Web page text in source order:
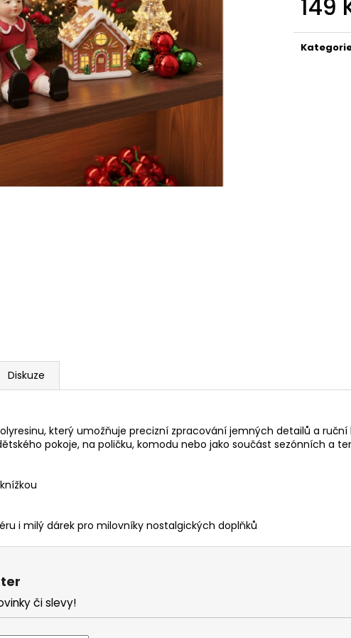
149
cena:
Diskuze
který umožňuje precizní zpracování jemných detailů a
pokoje, na poličku, komodu nebo jako součást sezónních a
i milý dárek pro milovníky nostalgických doplňků
VĚČNÁ RŮŽE STABILIZOVANÁ KVĚTINA, VĚČNÁ RŮŽE
ANDĚL
389 Kč
či slevy!